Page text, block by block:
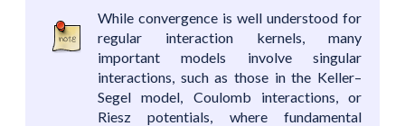
While convergence is well understood for
regular interaction kernels, many
important models involve singular
interactions, such as those in the Keller–
Segel model, Coulomb interactions, or
Riesz potentials, where fundamental